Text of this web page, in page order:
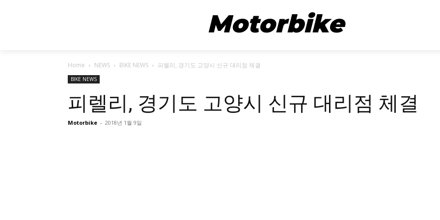
Motorbike
Home NEWS BIKE NEWS 피렐리, 경기도 고양시 신규 대리점 체결
BIKE NEWS
피렐리, 경기도 고양시 신규 대리점 체결
Motorbike - 2018년 1월 9일